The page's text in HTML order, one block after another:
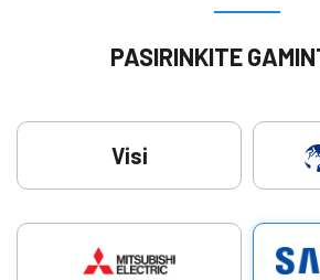
PASIRINKITE
Visi